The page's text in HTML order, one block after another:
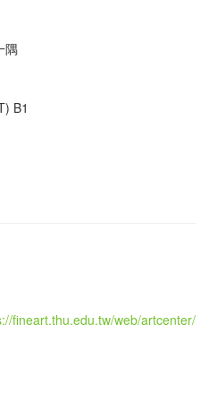
隅
B1
fineart.thu.edu.tw/web/artcenter/